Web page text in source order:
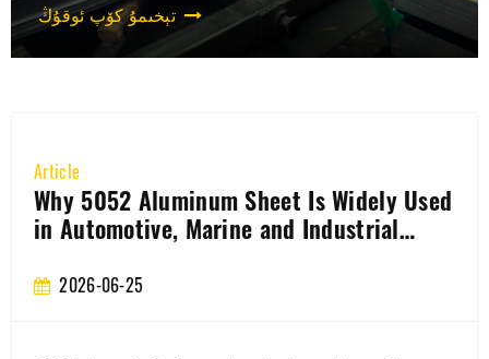
تېخىمۇ كۆپ ئوقۇڭ
How is the aluminum coil for the 3003
battery casing produced?
2026-06-22